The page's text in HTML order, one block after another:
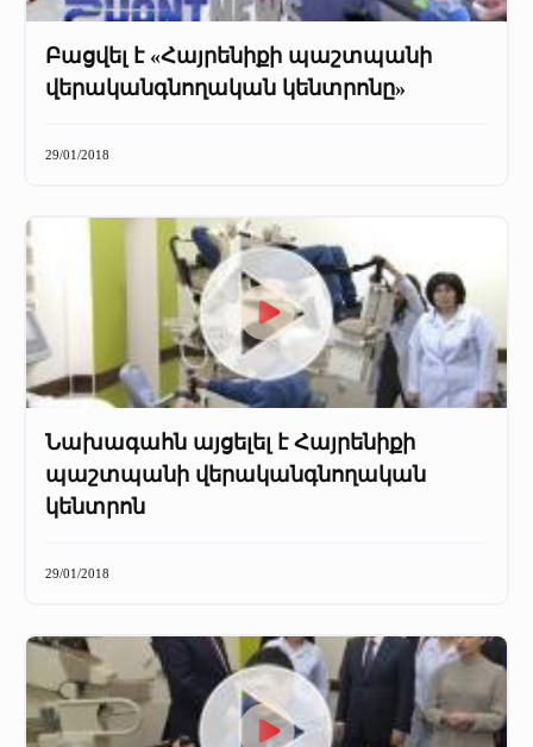
Բացվել է «Հայրենիքի պաշտպանի
վերականգնողական կենտրոնը»
29/01/2018
Նախագահն այցելել է Հայրենիքի
պաշտպանի վերականգնողական
կենտրոն
29/01/2018